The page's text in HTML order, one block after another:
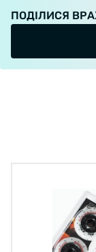
ПОДІЛИСЯ